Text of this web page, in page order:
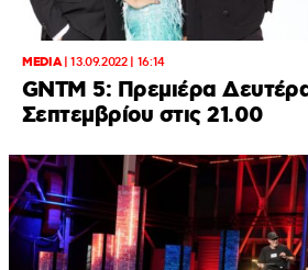
MEDIA|13.09.2022 | 16:14
GNTM 5: Πρεμιέρα
Σεπτεμβρίου στις 21.00